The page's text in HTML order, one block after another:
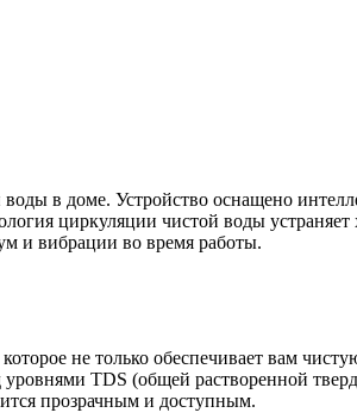
в доме. Устройство оснащено
циркуляции чистой воды
и вибрации во время работы.
не только обеспечивает вам
TDS (общей растворенной
прозрачным и доступным.